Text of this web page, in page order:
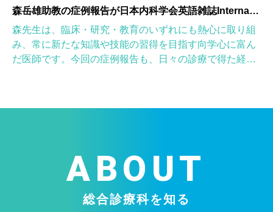
森岳雄助教の症例報告が日本内科学会英語雑誌Internal Medicineに掲載されました
森先生は、臨床・研究・教育のいずれにも熱心に取り組
み、常に新たな知識や技能の習得を目指す向学心に富ん
だ医師です。今回の症例報告も、日々の診療で得た経験
ABOUT
総合診療科を知る